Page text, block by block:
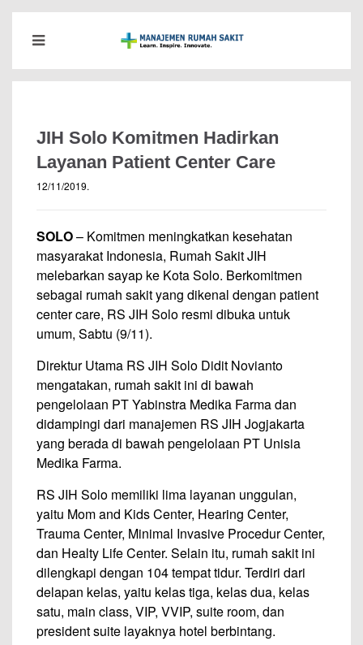
JIH Solo Komitmen Hadirkan
Layanan Patient Center Care
12/11/2019.
SOLO– Komitmen meningkatkan kesehatan
masyarakat Indonesia, Rumah Sakit JIH
melebarkan sayap ke Kota Solo. Berkomitmen
sebagai rumah sakit yang dikenal dengan patient
center care, RS JIH Solo resmi dibuka untuk
umum, Sabtu (9/11).
Direktur Utama RS JIH Solo Didit Novianto
mengatakan, rumah sakit ini di bawah
pengelolaan PT Yabinstra Medika Farma dan
didampingi dari manajemen RS JIH Jogjakarta
yang berada di bawah pengelolaan PT Unisia
Medika Farma.
RS JIH Solo memiliki lima layanan unggulan,
yaitu Mom and Kids Center, Hearing Center,
Trauma Center, Minimal Invasive Procedur Center,
dan Healty Life Center. Selain itu, rumah sakit ini
dilengkapi dengan 104 tempat tidur. Terdiri dari
delapan kelas, yaitu kelas tiga, kelas dua, kelas
satu, main class, VIP, VVIP, suite room, dan
president suite layaknya hotel berbintang.